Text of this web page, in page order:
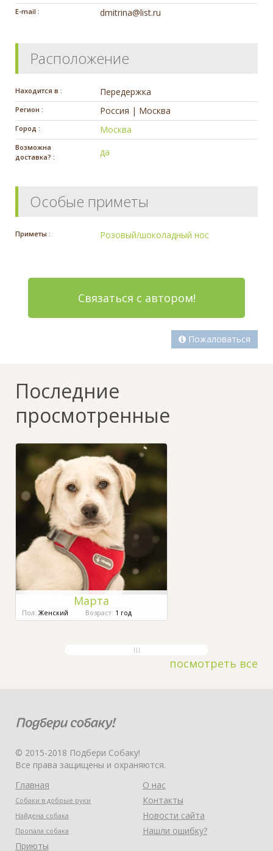
E-mail : dmitrina@list.ru
Расположение
Находится в : Передержка
Регион : Россия | Москва
Город : Москва
Возможна
доставка? :
да
Особые приметы
Приметы : Розовый/шоколадный нос
Связаться с автором!
Пожаловаться
Последние
просмотренные
Марта
Пол: Женский Возраст: 1 год
посмотреть все
© 2015-2018 Подбери Собаку!
Все права защищены и охраняются.
Главная
Собаки в добрые руки
Найдена собака
Пропала собака
Приюты
О нас
Контакты
Новости сайта
Нашли ошибку?